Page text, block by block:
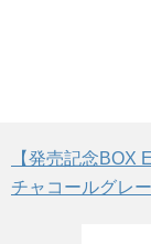
【発売記念BOX
チャコールグレ